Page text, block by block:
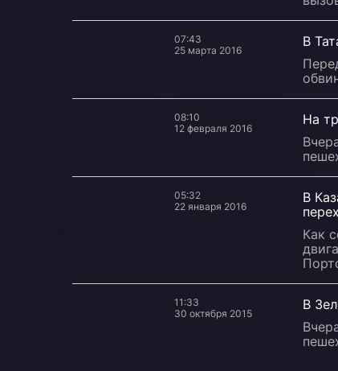
07:43
25 марта 2016
В
08:10
12 февраля 2016
На
05:32
22 января 2016
В
Как
11:33
30 октября 2015
В